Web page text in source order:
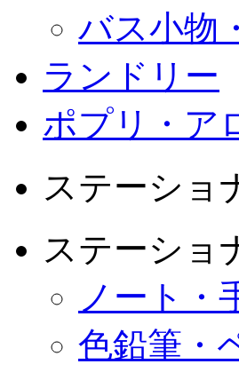
バス小物
ランドリー
ポプリ・ア
ステーショ
ステーショ
ノート・
色鉛筆・